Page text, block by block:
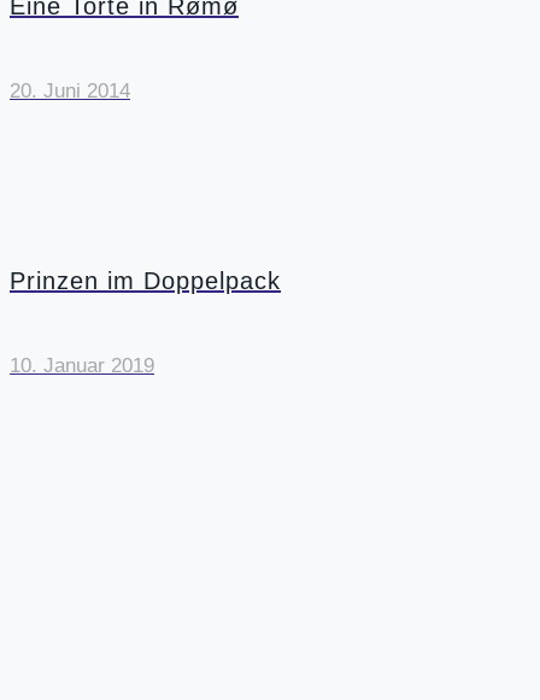
Eine Torte in Rømø
20. Juni 2014
Prinzen im Doppelpack
10. Januar 2019